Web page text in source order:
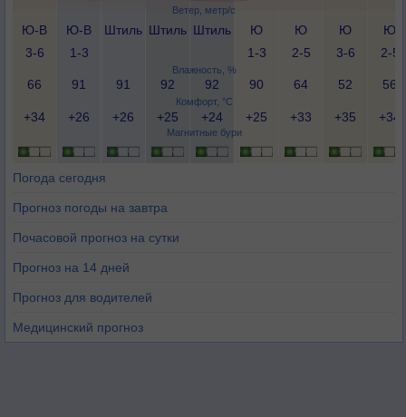
Ветер, метр/с
Влажность, %
Комфорт, °C
Магнитные бури
Ю-В
3-6
Ю-В
1-3
Штиль Штиль Штиль
Ю
1-3
Ю
2-5
Ю
3-6
Ю
2-5
66 91 91 92 92 90 64 52 56
+34 +26 +26 +25 +24 +25 +33 +35 +34
Погода сегодня
Прогноз погоды на завтра
Почасовой прогноз на сутки
Прогноз на 14 дней
Прогноз для водителей
Медицинский прогноз